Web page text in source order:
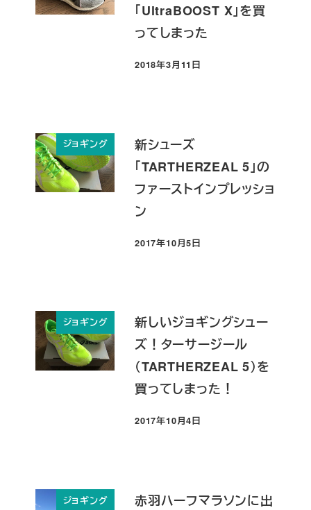
「UltraBOOST X」を買
ってしまった
投稿日
2018年3月11日
ジョギング
新シューズ
「TARTHERZEAL 5」の
ファーストインプレッショ
ン
投稿日
2017年10月5日
ジョギング
新しいジョギングシュー
ズ！ターサージール
（TARTHERZEAL 5）を
買ってしまった！
投稿日
2017年10月4日
ジョギング
赤羽ハーフマラソンに出